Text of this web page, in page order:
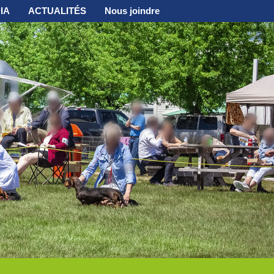
ACTUALITÉS Nous joindre